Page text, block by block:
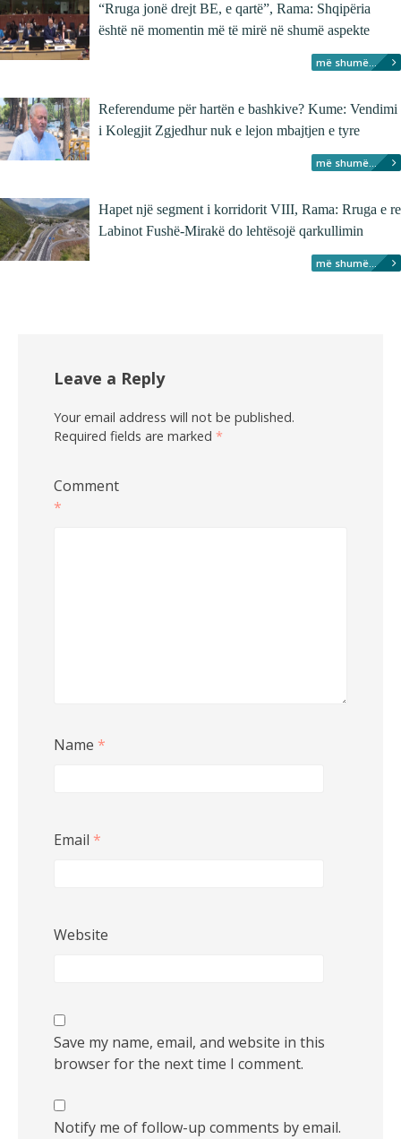
“Rruga jonë drejt BE, e qartë”, Rama: Shqipëria
është në momentin më të mirë në shumë aspekte
më shumë...
Referendume për hartën e bashkive? Kume: Vendimi
i Kolegjit Zgjedhur nuk e lejon mbajtjen e tyre
më shumë...
Hapet një segment i korridorit VIII, Rama: Rruga e re
Labinot Fushë-Mirakë do lehtësojë qarkullimin
më shumë...
Leave a Reply
Your email address will not be published.
Required fields are marked *
Comment
*
Name *
Email *
Website
Save my name, email, and website in this
browser for the next time I comment.
Notify me of follow-up comments by email.